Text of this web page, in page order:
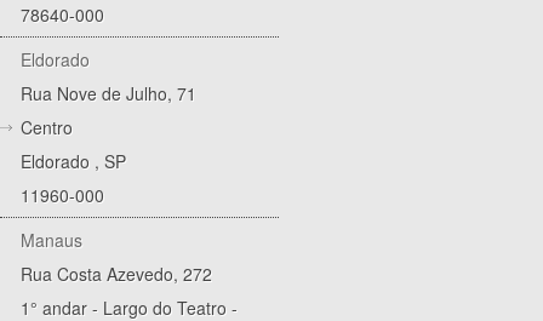
78640-000
Eldorado
Rua Nove de Julho, 71
Centro
Eldorado , SP
11960-000
Manaus
Rua Costa Azevedo, 272
1° andar - Largo do Teatro -